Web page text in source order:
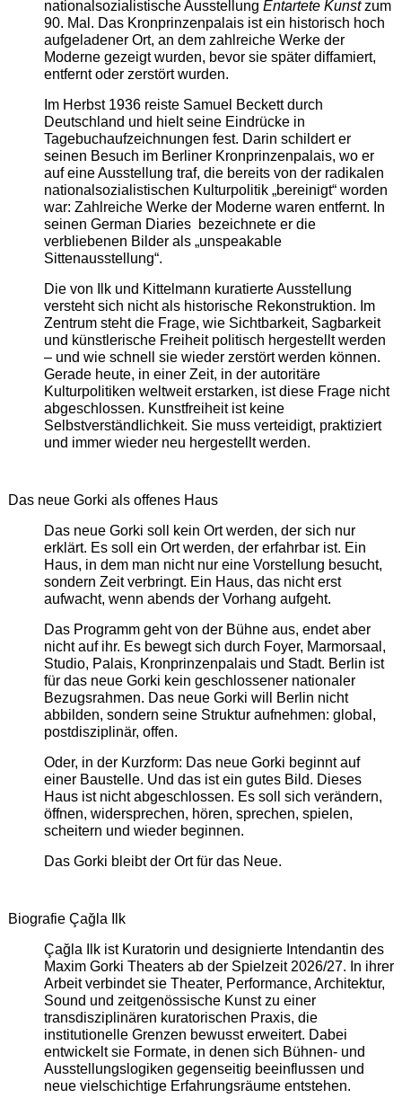
nationalsozialistische Ausstellung Entartete Kunstzum
90. Mal. Das Kronprinzenpalais ist ein historisch hoch
aufgeladener Ort, an dem zahlreiche Werke der
Moderne gezeigt wurden, bevor sie später diffamiert,
entfernt oder zerstört wurden.
Im Herbst 1936 reiste Samuel Beckett durch
Deutschland und hielt seine Eindrücke in
Tagebuchaufzeichnungen fest. Darin schildert er
seinen Besuch im Berliner Kronprinzenpalais, wo er
auf eine Ausstellung traf, die bereits von der radikalen
nationalsozialistischen Kulturpolitik „bereinigt“ worden
war: Zahlreiche Werke der Moderne waren entfernt. In
seinen German Diaries bezeichnete er die
verbliebenen Bilder als „unspeakable
Sittenausstellung“.
Die von Ilk und Kittelmann kuratierte Ausstellung
versteht sich nicht als historische Rekonstruktion. Im
Zentrum steht die Frage, wie Sichtbarkeit, Sagbarkeit
und künstlerische Freiheit politisch hergestellt werden
– und wie schnell sie wieder zerstört werden können.
Gerade heute, in einer Zeit, in der autoritäre
Kulturpolitiken weltweit erstarken, ist diese Frage nicht
abgeschlossen. Kunstfreiheit ist keine
Selbstverständlichkeit. Sie muss verteidigt, praktiziert
und immer wieder neu hergestellt werden.
Das neue Gorki als offenes Haus
Das neue Gorki soll kein Ort werden, der sich nur
erklärt. Es soll ein Ort werden, der erfahrbar ist. Ein
Haus, in dem man nicht nur eine Vorstellung besucht,
sondern Zeit verbringt. Ein Haus, das nicht erst
aufwacht, wenn abends der Vorhang aufgeht.
Das Programm geht von der Bühne aus, endet aber
nicht auf ihr. Es bewegt sich durch Foyer, Marmorsaal,
Studio, Palais, Kronprinzenpalais und Stadt. Berlin ist
für das neue Gorki kein geschlossener nationaler
Bezugsrahmen. Das neue Gorki will Berlin nicht
abbilden, sondern seine Struktur aufnehmen: global,
postdisziplinär, offen.
Oder, in der Kurzform: Das neue Gorki beginnt auf
einer Baustelle. Und das ist ein gutes Bild. Dieses
Haus ist nicht abgeschlossen. Es soll sich verändern,
öffnen, widersprechen, hören, sprechen, spielen,
scheitern und wieder beginnen.
Das Gorki bleibt der Ort für das Neue.
Biografie Çağla Ilk
Çağla Ilk ist Kuratorin und designierte Intendantin des
Maxim Gorki Theaters ab der Spielzeit 2026/27. In ihrer
Arbeit verbindet sie Theater, Performance, Architektur,
Sound und zeitgenössische Kunst zu einer
transdisziplinären kuratorischen Praxis, die
institutionelle Grenzen bewusst erweitert. Dabei
entwickelt sie Formate, in denen sich Bühnen- und
Ausstellungslogiken gegenseitig beeinflussen und
neue vielschichtige Erfahrungsräume entstehen.